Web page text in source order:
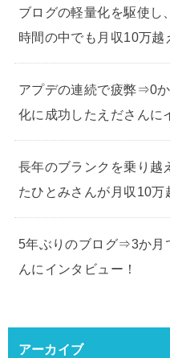
ブログの軽量化を駆使し
時間の中でも月収10万越
アプデの連続で疲弊⇒0
化に成功したえださんに
長年のブランクを乗り越
たひとみさんが月収10万
5年ぶりのブログ⇒3か月
んにインタビュー！
アーカイブ